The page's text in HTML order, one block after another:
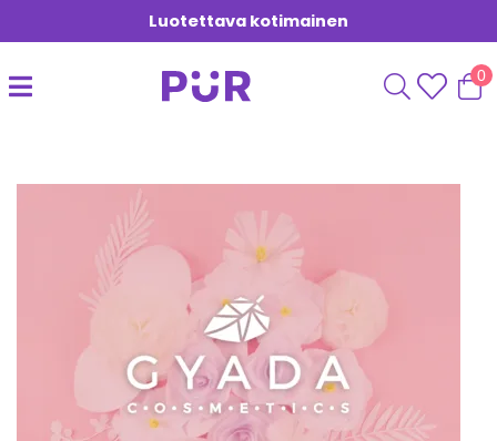
Luotettava kotimainen
0